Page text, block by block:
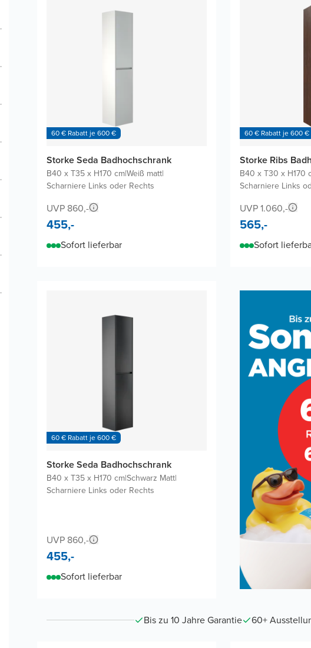
60 € Rabatt je 600 €
Storke Seda Badhochschrank
B40 x T35 x H170 cm|Weiß matt|
Scharniere Links oder Rechts
UVP 860,-
455,-
Sofort lieferbar
60 € Rabatt je 600 €
Storke Ribs
B40 x T30 x H170
Scharniere Links
UVP 1.060,-
565,-
Sofort
60 € Rabatt je 600 €
Storke Seda Badhochschrank
B40 x T35 x H170 cm|Schwarz Matt|
Scharniere Links oder Rechts
UVP 860,-
455,-
Sofort lieferbar
Bis zu 10 Jahre Garantie 60+